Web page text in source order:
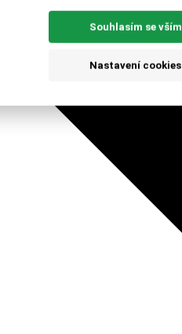
Souhlasím se vším
Nastavení cookies